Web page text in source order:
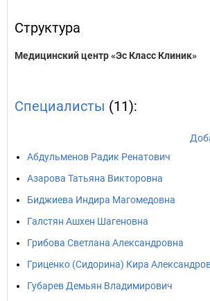
Структура
Медицинский центр «Эс Класс Клиник»
Специалисты (11):
Абдульменов Радик Ренатович
Азарова Татьяна Викторовна
Биджиева Индира Магомедовна
Галстян Ашхен Шагеновна
Грибова Светлана Александровна
Гриценко (Сидорина) Кира
Губарев Демьян Владимирович